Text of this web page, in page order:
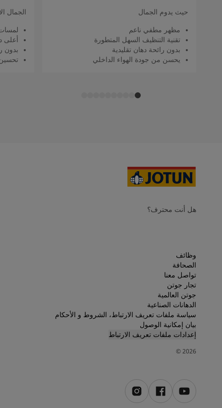
حيث يدوم الجمال
مظهر مطفي ناعم
تقنية التنظيف السهل المتطورة
بدون رائحة دهان تقليدية
يحسن من جودة الهواء الداخلي
الجمال
أعلى
بدون
هل أنت محترف؟
وظائف
الصحافة
تواصل معنا
تجار جوتن
جوتن العالمية
الدهانات الصناعية
سياسة ملفات تعريف الارتباط، الشروط و الأحكام
بيان إمكانية الوصول
إعدادات ملفات تعريف الارتباط
2026
©